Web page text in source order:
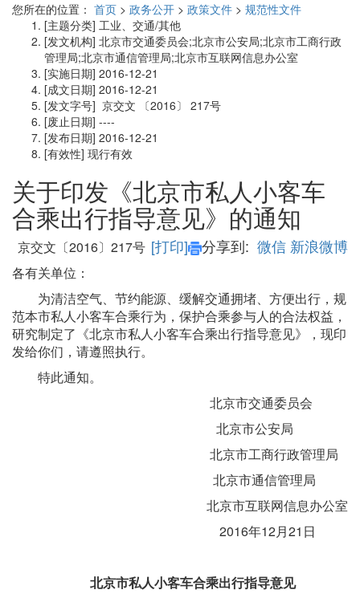
您所在的位置： 首页 > 政务公开 > 政策文件 > 规范性文件
[主题分类] 工业、交通/其他
[发文机构] 北京市交通委员会;北京市公安局;北京市工商行政
管理局;北京市通信管理局;北京市互联网信息办公室
[实施日期] 2016-12-21
[成文日期] 2016-12-21
[发文字号] 京交文 〔2016〕 217号
[废止日期] ----
[发布日期] 2016-12-21
[有效性] 现行有效
关于印发《北京市私人小客车
合乘出行指导意见》的通知
[打印] 分享到: 微信 新浪微博
京交文〔2016〕217号
各有关单位：
为清洁空气、节约能源、缓解交通拥堵、方便出行，规
范本市私人小客车合乘行为，保护合乘参与人的合法权益，
研究制定了《北京市私人小客车合乘出行指导意见》，现印
发给你们，请遵照执行。
特此通知。
北京市交通委员会
北京市公安局
北京市工商行政管理局
北京市通信管理局
北京市互联网信息办公室
2016年12月21日
北京市私人小客车合乘出行指导意见